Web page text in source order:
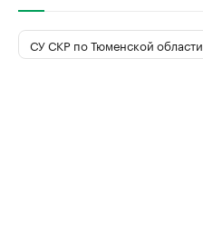
СУ СКР по Тюменской области